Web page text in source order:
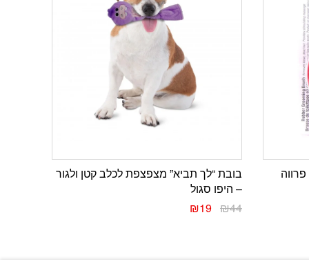
בובת “לך תביא” מצפצפת לכלב קטן ולגור
– היפו סגול
₪44
₪19